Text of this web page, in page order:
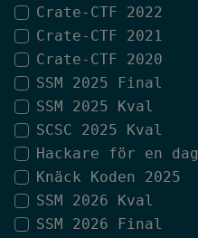
Crate-CTF 2022
Crate-CTF 2021
Crate-CTF 2020
SSM 2025 Final
SSM 2025 Kval
SCSC 2025 Kval
Hackare för en dag
Knäck Koden 2025
SSM 2026 Kval
SSM 2026 Final